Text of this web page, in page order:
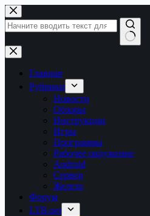
Перейти
к
сути
Ничего
не
найденоГлавная
Рубрики
Новости
Обзоры
Инструкции
Игры
Программы
Рабочее окружение
Android
Сервер
Железо
Форум
LTB.net